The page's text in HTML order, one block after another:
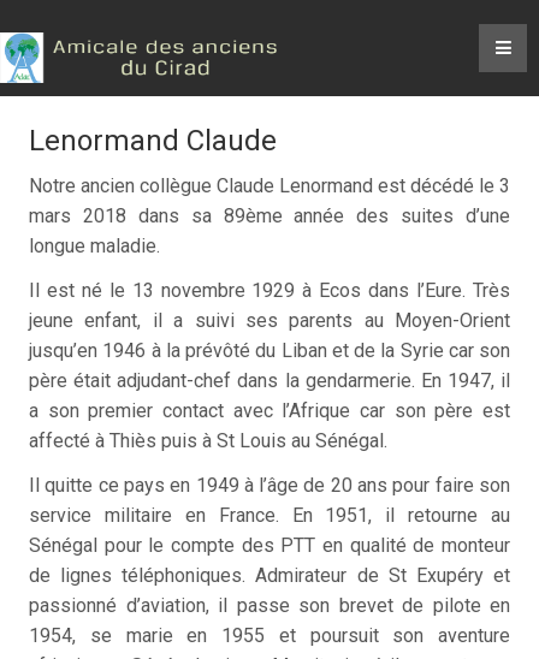
Lenormand Claude
Notre ancien collègue Claude Lenormand est décédé le 3
mars 2018 dans sa 89ème année des suites d’une
longue maladie.
Il est né le 13 novembre 1929 à Ecos dans l’Eure. Très
jeune enfant, il a suivi ses parents au Moyen-Orient
jusqu’en 1946 à la prévôté du Liban et de la Syrie car son
père était adjudant-chef dans la gendarmerie. En 1947, il
a son premier contact avec l’Afrique car son père est
affecté à Thiès puis à St Louis au Sénégal.
Il quitte ce pays en 1949 à l’âge de 20 ans pour faire son
service militaire en France. En 1951, il retourne au
Sénégal pour le compte des PTT en qualité de monteur
de lignes téléphoniques. Admirateur de St Exupéry et
passionné d’aviation, il passe son brevet de pilote en
1954, se marie en 1955 et poursuit son aventure